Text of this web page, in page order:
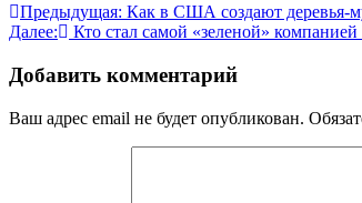
Навигация
по
записям
Предыдущая: Как в США создают деревья-
Далее:
Кто стал самой «зеленой»
Добавить комментарий
Ваш адрес email не будет опубликован.